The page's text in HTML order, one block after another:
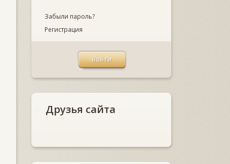
Забыли пароль?
Регистрация
Друзья сайта